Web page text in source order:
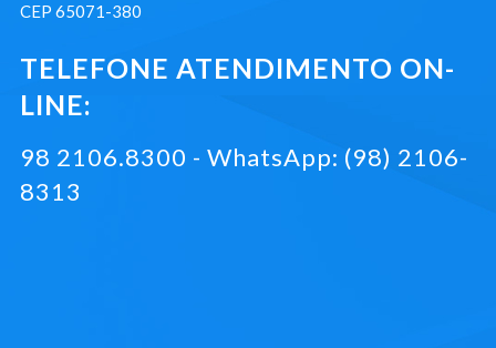
CEP 65071-380
TELEFONE ATENDIMENTO ON-
LINE:
98 2106.8300 - WhatsApp: (98) 2106-
8313